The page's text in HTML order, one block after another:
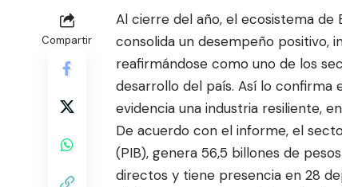
Compartir
Al cierre del año, el ecosistema de
consolida un desempeño positivo,
reafirmándose como uno de los
desarrollo del país. Así lo confirma
evidencia una industria resiliente,
De acuerdo con el informe, el
(PIB), genera 56,5 billones de
directos y tiene presencia en 28